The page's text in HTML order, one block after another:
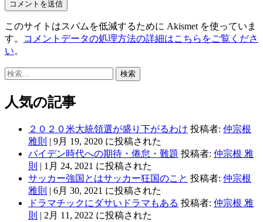
このサイトはスパムを低減するために Akismet を使っていま
す。
コメントデータの処理方法の詳細はこちらをご覧くださ
い。
検
人気の記事
２０２０米大統領選が盛り下がるわけ 投稿者: 仲宗根
雅則 | 9月 19, 2020 に投稿された
バイデン時代への期待・倦怠・難題 投稿者: 仲宗根 雅
則 | 1月 24, 2021 に投稿された
サッカー強国とはサッカー狂国のこと 投稿者: 仲宗根
雅則 | 6月 30, 2021 に投稿された
ドラマチックにダサいドラマもある 投稿者: 仲宗根 雅
則 | 2月 11, 2022 に投稿された